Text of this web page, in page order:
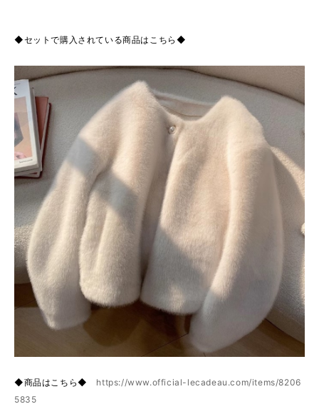
◆セットで購入されている商品はこちら◆
◆商品はこちら◆ https://www.official-lecadeau.com/items/8206
5835